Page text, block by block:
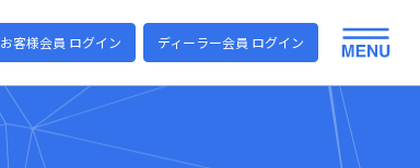
お客様会員 ログイン ディーラー会員 ログイン